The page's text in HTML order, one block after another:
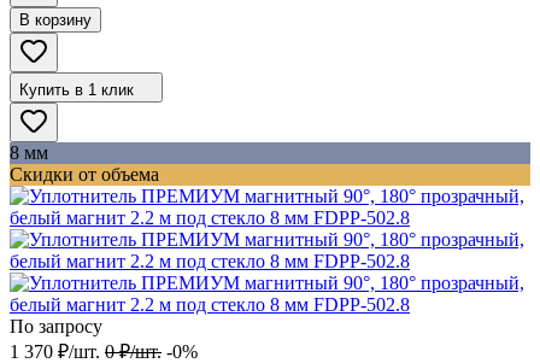
В корзину
Купить в 1 клик
8 мм
Скидки от объема
По запросу
1 370 ₽/шт. 0 ₽/шт. -0%